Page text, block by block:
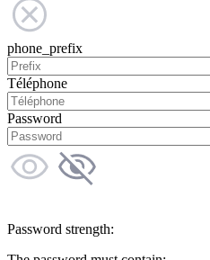
phone_prefix
Téléphone
Password
Password strength: